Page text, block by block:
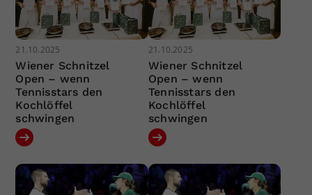
21.10.2025
Wiener Schnitzel
Open – wenn
Tennisstars den
Kochlöffel
schwingen
21.10.2025
Wiener Schnitzel
Open – wenn
Tennisstars den
Kochlöffel
schwingen